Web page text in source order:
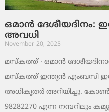
ഒമാൻ ദേശീയദിനം:
അവധി
November 20, 2025
മസ്‌കത്ത് ∙ ഒമാൻ
മസ്‌കത്ത് ഇന്ത്യൻ എംബസി
അധികൃതർ അറിയിച്ചു.
98282270 എന്ന നമ്പറിലും